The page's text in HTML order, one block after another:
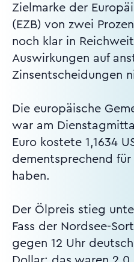
Zielmarke der
(EZB) von zwei
noch klar in
Auswirkungen auf
Zinsentscheidungen
Die europäische
war am
Euro kostete 1,1634
dementsprechend für
haben.
Der Ölpreis stieg
Fass der Nordsee-
gegen 12 Uhr